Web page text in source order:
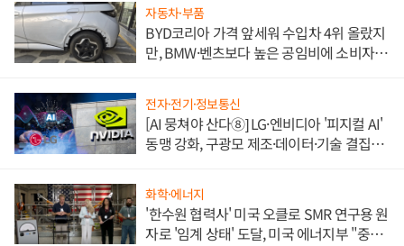
자동차·부품
BYD코리아 가격 앞세워 수입차 4위 올랐지
만, BMW·벤츠보다 높은 공임비에 소비자
전자·전기·정보통신
[AI 뭉쳐야 산다⑧] LG·엔비디아 '피지컬 AI'
동맹 강화, 구광모 제조·데이터·기술 결집
화학·에너지
'한수원 협력사' 미국 오클로 SMR 연구용 원
자로 '임계 상태' 도달, 미국 에너지부 "중요